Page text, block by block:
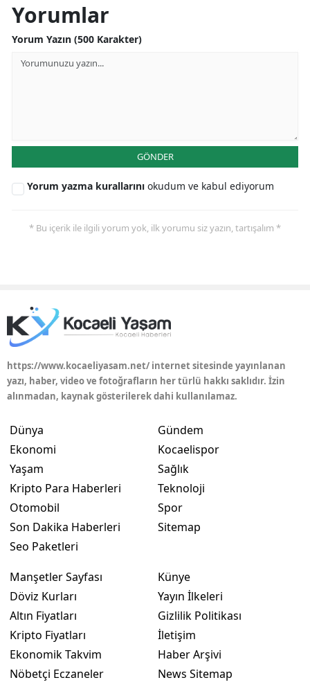
Osmaniye
Yorumlar
Yorum Yazın (500 Karakter)
GÖNDER
Yorum yazma kurallarını okudum ve kabul ediyorum
* Bu içerik ile ilgili yorum yok, ilk yorumu siz yazın, tartışalım *
https://www.kocaeliyasam.net/ internet sitesinde yayınlanan
yazı, haber, video ve fotoğrafların her türlü hakkı saklıdır. İzin
alınmadan, kaynak gösterilerek dahi kullanılamaz.
Dünya
Ekonomi
Yaşam
Kripto Para Haberleri
Otomobil
Son Dakika Haberleri
Seo Paketleri
Gündem
Kocaelispor
Sağlık
Teknoloji
Spor
Sitemap
Manşetler Sayfası
Döviz Kurları
Altın Fiyatları
Kripto Fiyatları
Ekonomik Takvim
Nöbetçi Eczaneler
Künye
Yayın İlkeleri
Gizlilik Politikası
İletişim
Haber Arşivi
News Sitemap